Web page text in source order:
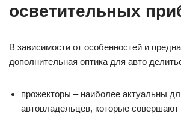
осветительных
В зависимости от особенностей и
дополнительная оптика для авто
прожекторы – наиболее актуальны
автовладельцев, которые совершают